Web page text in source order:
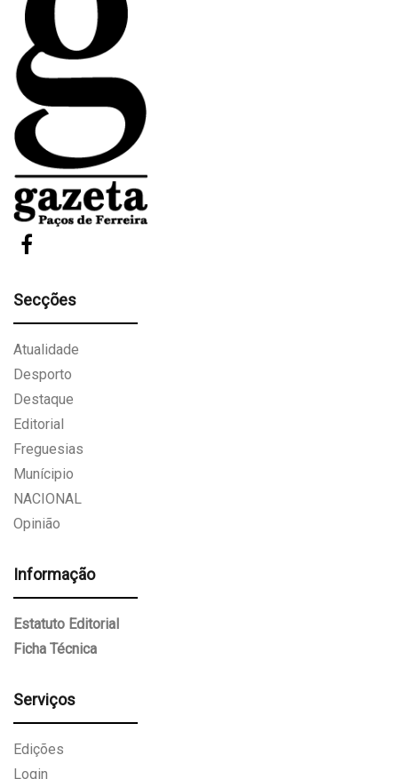
Secções
Atualidade
Desporto
Destaque
Editorial
Freguesias
Munícipio
NACIONAL
Opinião
Informação
Estatuto Editorial
Ficha Técnica
Serviços
Edições
Login